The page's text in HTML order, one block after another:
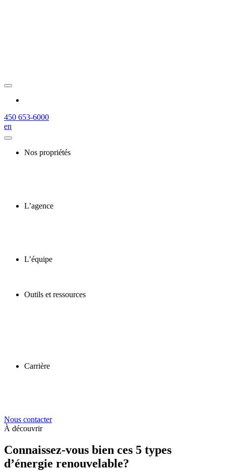
450 653-6000
en
Nos propriétés
L’agence
L’équipe
Outils et ressources
Carrière
Nous contacter
À découvrir
Connaissez-vous bien ces 5 types
d’énergie renouvelable?